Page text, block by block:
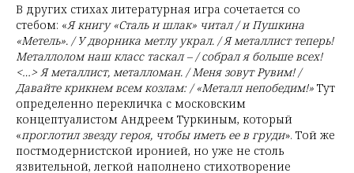
В других стихах литературная игра сочетается со
стебом: «Я книгу «Сталь и шлак» читал / и Пушкина
«Метель». / У дворника метлу украл. / Я металлист теперь!
Металлолом наш класс таскал – / собрал я больше всех!
<…> Я металлист, металломан. / Меня зовут Рувим! /
Давайте крикнем всем козлам: / «Металл непобедим!» Тут
определенно перекличка с московским
концептуалистом Андреем Туркиным, который
«проглотил звезду героя, чтобы иметь ее в груди». Той же
постмодернистской иронией, но уже не столь
язвительной, легкой наполнено стихотворение